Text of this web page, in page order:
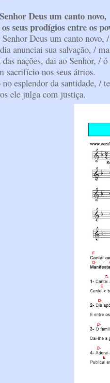
Deus um canto novo,
seus prodígios entre os
Senhor Deus um canto
anunciai sua salvação, /
nações, dai ao Senhor, /
sacrifício nos seus átrios.
esplendor da santidade, /
ele julga com justiça.